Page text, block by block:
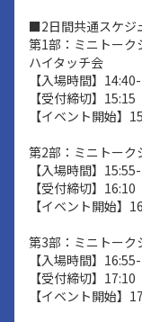
■2日間共通スケジ
第1部：ミニトーク
ハイタッチ会
【入場時間】
【受付締切】15:15
【イベント開始】
第2部：ミニトーク
【入場時間】
【受付締切】16:10
【イベント開始】
第3部：ミニトーク
【入場時間】
【受付締切】17:10
【イベント開始】